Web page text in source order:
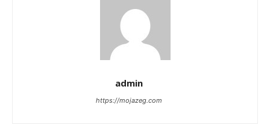
admin
https://mojazeg.com